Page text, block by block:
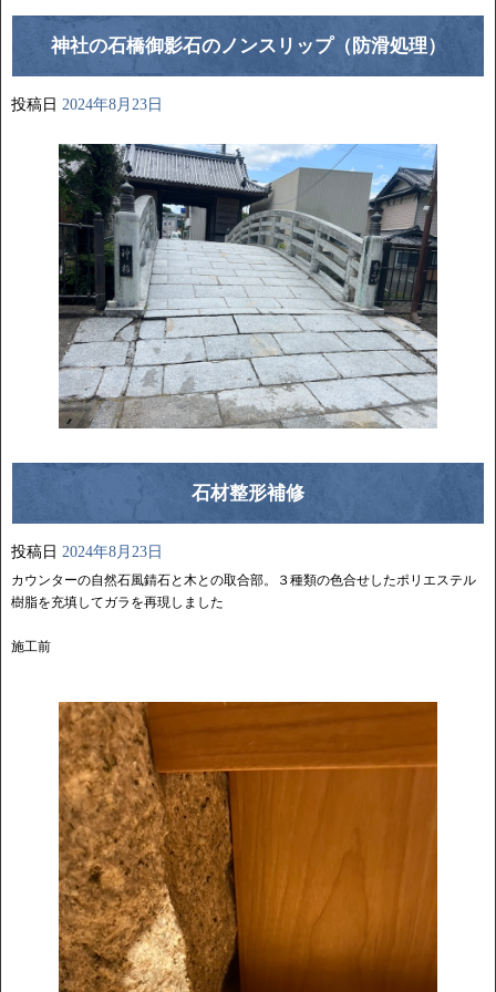
神社の石橋御影石のノンスリップ（防滑処理）
投稿日 2024年8月23日
石材整形補修
投稿日 2024年8月23日
カウンターの自然石風錆石と木との取合部。３種類の色合せしたポリエステル
樹脂を充填してガラを再現しました
施工前